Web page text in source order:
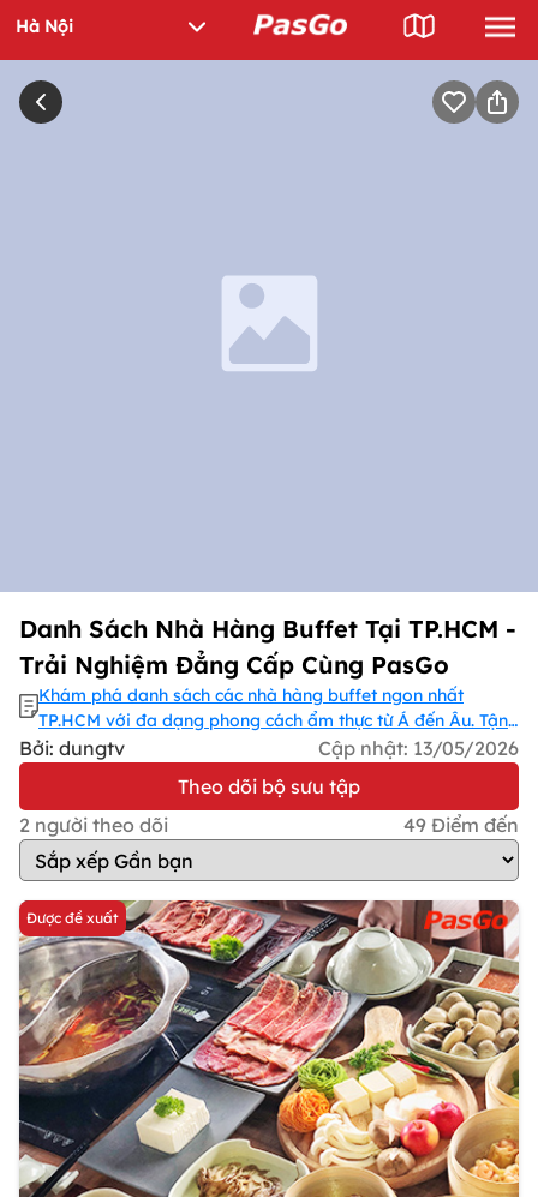
Danh Sách Nhà Hàng Buffet Tại TP.HCM -
Trải Nghiệm Đẳng Cấp Cùng PasGo
Khám phá danh sách các nhà hàng buffet ngon nhất
TP.HCM với đa dạng phong cách ẩm thực từ Á đến Âu. Tận
hưởng không gian sang trọng, dịch vụ chuyên nghiệp và
buffet đẳng cấp tại TP.HCM!
Bởi: dungtv Cập nhật: 13/05/2026
Theo dõi bộ sưu tập
2 người theo dõi 49 Điểm đến
Được đề xuất